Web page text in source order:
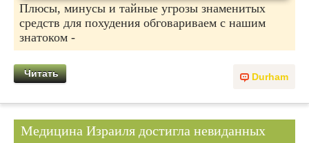
Плюсы, минусы и тайные угрозы знаменитых
средств для похудения обговариваем с нашим
знатоком -
Durham
Читать
Медицина Израиля достигла невиданных